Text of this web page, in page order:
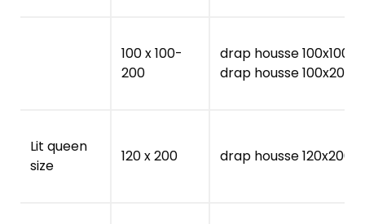
100 x 100-
200
drap housse 100x100
drap housse 100x200
Lit queen
size
120 x 200 drap housse 120x200